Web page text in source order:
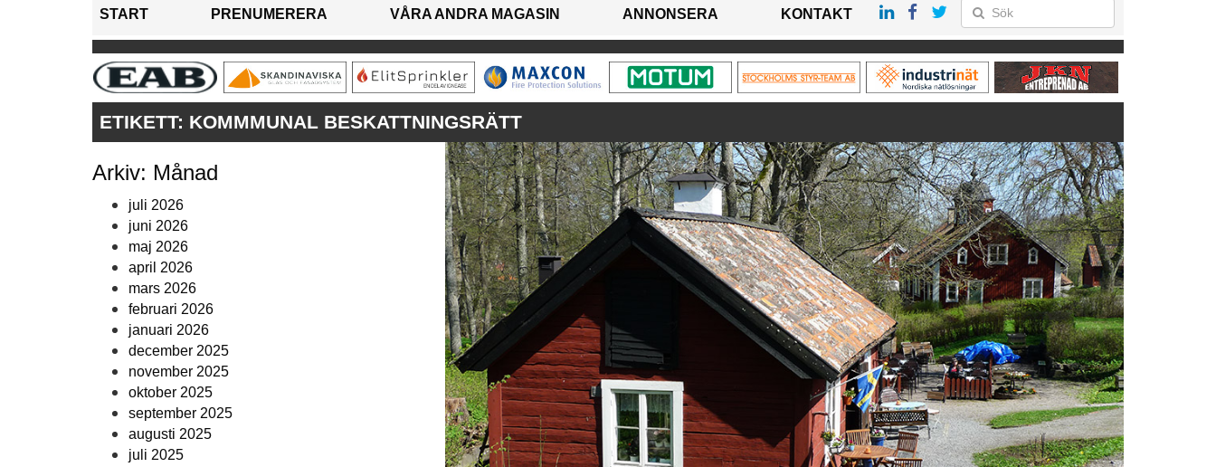
START PRENUMERERA VÅRA ANDRA MAGASIN ANNONSERA KONTAKT
ETIKETT: KOMMMUNAL BESKATTNINGSRÄTT
Arkiv: Månad
juli 2026
juni 2026
maj 2026
april 2026
mars 2026
februari 2026
januari 2026
december 2025
november 2025
oktober 2025
september 2025
augusti 2025
juli 2025